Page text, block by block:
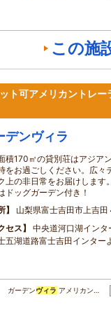
この施
ト可アメリカントレー
デンヴィラ
積170㎡の貸別荘はアジア
をお過ごしください。広々
上の非日常をお届けします
ドッグガーデン付き！
山梨県富士吉田市上吉
セス
中央道河口湖イン
五湖道路富士吉田インター
ガーデンヴィラ アメリカン…